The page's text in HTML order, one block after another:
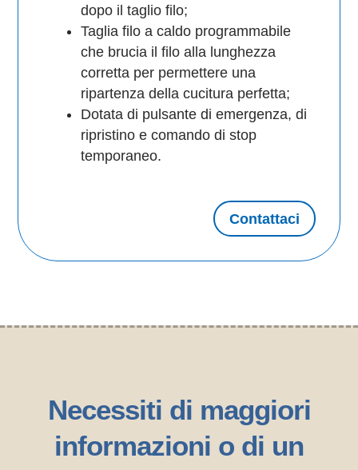
dopo il taglio filo;
Taglia filo a caldo programmabile
che brucia il filo alla lunghezza
corretta per permettere una
ripartenza della cucitura perfetta;
Dotata di pulsante di emergenza, di
ripristino e comando di stop
temporaneo.
Contattaci
Necessiti di maggiori
informazioni o di un